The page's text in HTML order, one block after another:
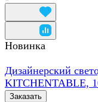
Новинка
Дизайнерский
KITCHENTABLE,
Заказать